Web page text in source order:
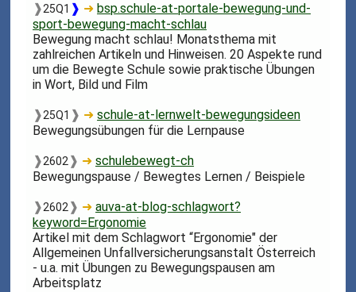
❱25Q1 ❱ ➜ bsp.schule-at-portale-bewegung-und-
sport-bewegung-macht-schlau
Bewegung macht schlau! Monatsthema mit
zahlreichen Artikeln und Hinweisen. 20 Aspekte rund
um die Bewegte Schule sowie praktische Übungen
in Wort, Bild und Film
❱25Q1 ❱ ➜schule-at-lernwelt-bewegungsideen
Bewegungsübungen für die Lernpause
❱2602❱ ➜schulebewegt-ch
Bewegungspause / Bewegtes Lernen / Beispiele
❱2602❱ ➜auva-at-blog-schlagwort?
keyword=Ergonomie
Artikel mit dem Schlagwort “Ergonomie" der
Allgemeinen Unfallversicherungsanstalt Österreich
- u.a. mit Übungen zu Bewegungspausen am
Arbeitsplatz